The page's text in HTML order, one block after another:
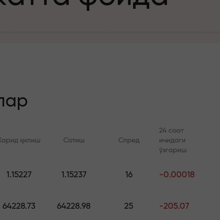
учун
жекпоти
қилиш Сотиш Спред
24 соат
ичидаги
ўзгариш
1.15227 1.15237 16 -0.00018
64228.73 64228.98 25 -205.07
Онлайн курслар
курслар ва вебинарлар
FX.CO билан